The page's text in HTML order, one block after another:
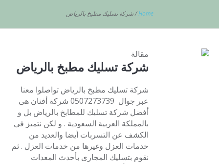
Home
/شركة تسليك مطبخ بالرياض
مقالة
شركة تسليك مطبخ بالرياض
شركة تسليك مطبخ بالرياض تواصلوا معنا
عبر جوال 0507273739 شركة أفنان هى
أفضل شركة تسليك للمطابخ بالرياض بل و
بالمملكة العربية السعودية . و لكن نتميز فى
الكشف عن التسربات أيضا والعديد من
خدمات العزل وغيرها من خدمات العزل . ثم
نقوم بتسليك المجارى بأحدث المعدات